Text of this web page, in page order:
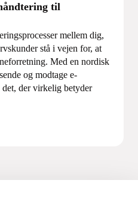
til
mellem dig,
stå i vejen for, at
Med en nordisk
og modtage e-
der virkelig betyder